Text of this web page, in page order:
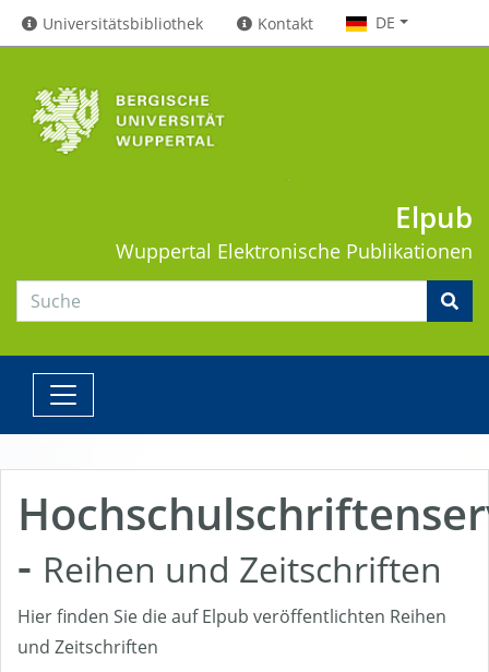
Universitätsbibliothek Kontakt DE
Elpub
Wuppertal Elektronische Publikationen
- Reihen und Zeitschriften
Hier finden Sie die auf Elpub veröffentlichten Reihen
und Zeitschriften